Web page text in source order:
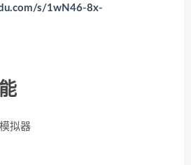
s/1wN46-8x-
拟器